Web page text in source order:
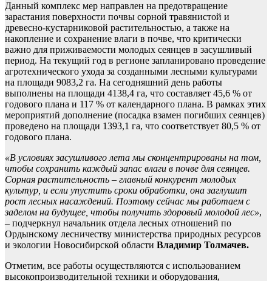
Данный комплекс мер направлен на предотвращение
зарастания поверхности почвы сорной травянистой и
древесно-кустарниковой растительностью, а также на
накопление и сохранение влаги в почве, что критически
важно для приживаемости молодых сеянцев в засушливый
период. На текущий год в регионе запланировано проведение
агротехнического ухода за созданными лесными культурами
на площади 9083,2 га. На сегодняшний день работы
выполнены на площади 4138,4 га, что составляет 45,6 % от
годового плана и 117 % от календарного плана. В рамках этих
мероприятий дополнение (посадка взамен погибших сеянцев)
проведено на площади 1393,1 га, что соответствует 80,5 % от
годового плана.
«В условиях засушливого лета мы сконцентрированы на том,
чтобы сохранить каждый запас влаги в почве для сеянцев.
Сорная растительность – главный конкурент молодых
культур, и если упустить сроки обработки, она заглушит
рост лесных насаждений. Поэтому сейчас мы работаем с
заделом на будущее, чтобы получить здоровый молодой лес»,
– подчеркнул начальник отдела лесных отношений по
Ордынскому лесничеству министерства природных ресурсов
и экологии Новосибирской области Владимир Толмачев.
Отметим, все работы осуществляются с использованием
высокопроизводительной техники и оборудования,